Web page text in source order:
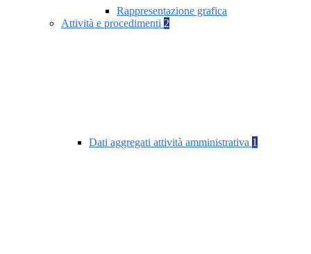
Rappresentazione grafica
Attività e procedimenti 2
Dati aggregati attività amministrativa 1